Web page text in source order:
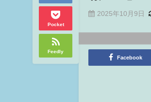
Pocket
Feedly
2025年10月9日
Facebook